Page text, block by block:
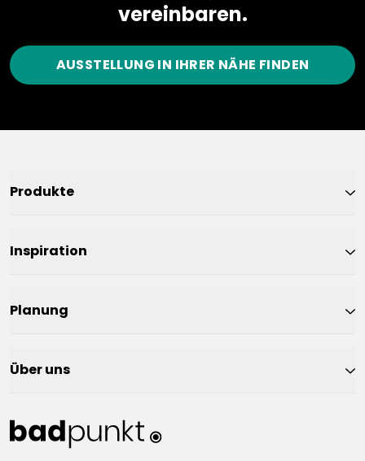
vereinbaren.
AUSSTELLUNG IN IHRER NÄHE FINDEN
Produkte
Inspiration
Planung
Über uns